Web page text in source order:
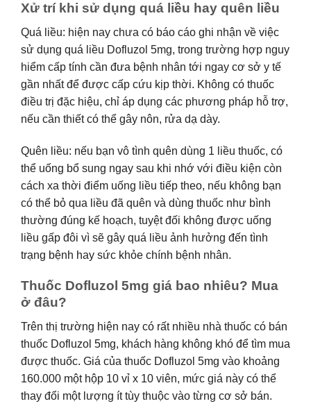
Xử trí khi sử dụng quá liều hay quên liều
Quá liều: hiện nay chưa có báo cáo ghi nhận về việc
sử dụng quá liều Dofluzol 5mg, trong trường hợp nguy
hiểm cấp tính cần đưa bệnh nhân tới ngay cơ sở y tế
gần nhất để được cấp cứu kịp thời. Không có thuốc
điều trị đặc hiệu, chỉ áp dụng các phương pháp hỗ trợ,
nếu cần thiết có thể gây nôn, rửa dạ dày.
Quên liều: nếu bạn vô tình quên dùng 1 liều thuốc, có
thể uống bổ sung ngay sau khi nhớ với điều kiện còn
cách xa thời điểm uống liều tiếp theo, nếu không bạn
có thể bỏ qua liều đã quên và dùng thuốc như bình
thường đúng kế hoạch, tuyệt đối không được uống
liều gấp đôi vì sẽ gây quá liều ảnh hưởng đến tình
trạng bệnh hay sức khỏe chính bệnh nhân.
Thuốc Dofluzol 5mg giá bao nhiêu? Mua
ở đâu?
Trên thị trường hiện nay có rất nhiều nhà thuốc có bán
thuốc Dofluzol 5mg, khách hàng không khó để tìm mua
được thuốc. Giá của thuốc Dofluzol 5mg vào khoảng
160.000 một hộp 10 vỉ x 10 viên, mức giá này có thể
thay đổi một lượng ít tùy thuộc vào từng cơ sở bán.